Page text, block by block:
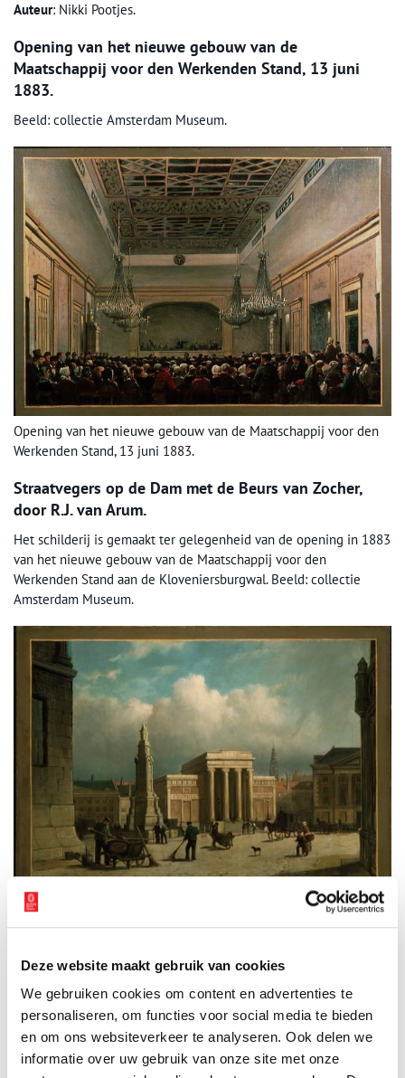
Deze website maakt gebruik van cookies
We gebruiken cookies om content en advertenties te
personaliseren, om functies voor social media te bieden
en om ons websiteverkeer te analyseren. Ook delen we
informatie over uw gebruik van onze site met onze
Auteur: Nikki Pootjes.
Opening van het nieuwe gebouw van de
Maatschappij voor den Werkenden Stand, 13 juni
1883.
Beeld: collectie Amsterdam Museum.
Opening van het nieuwe gebouw van de Maatschappij voor den
Werkenden Stand, 13 juni 1883.
Straatvegers op de Dam met de Beurs van Zocher,
door R.J. van Arum.
Het schilderij is gemaakt ter gelegenheid van de opening in 1883
van het nieuwe gebouw van de Maatschappij voor den
Werkenden Stand aan de Kloveniersburgwal. Beeld: collectie
Amsterdam Museum.
Straatvegers op de Dam met de Beurs van Zocher, door R.J. van
Arum.
Publicatiedatum: 31/03/2011
Ontvang de nieuwsbrief